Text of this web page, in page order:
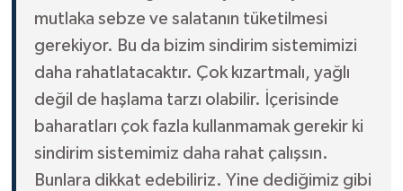
mutlaka sebze ve salatanın tüketilmesi
gerekiyor. Bu da bizim sindirim sistemimizi
daha rahatlatacaktır. Çok kızartmalı, yağlı
değil de haşlama tarzı olabilir. İçerisinde
baharatları çok fazla kullanmamak gerekir ki
sindirim sistemimiz daha rahat çalışsın.
Bunlara dikkat edebiliriz. Yine dediğimiz gibi